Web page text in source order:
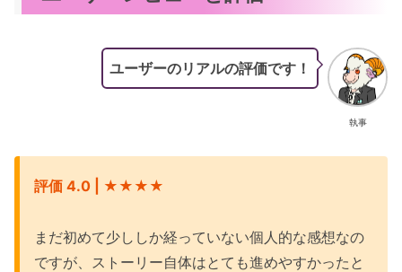
執事
ユーザーのリアルの評価です！
評価 4.0 | ★★★★
まだ初めて少ししか経っていない個人的な感想なの
ですが、ストーリー自体はとても進めやすかったと